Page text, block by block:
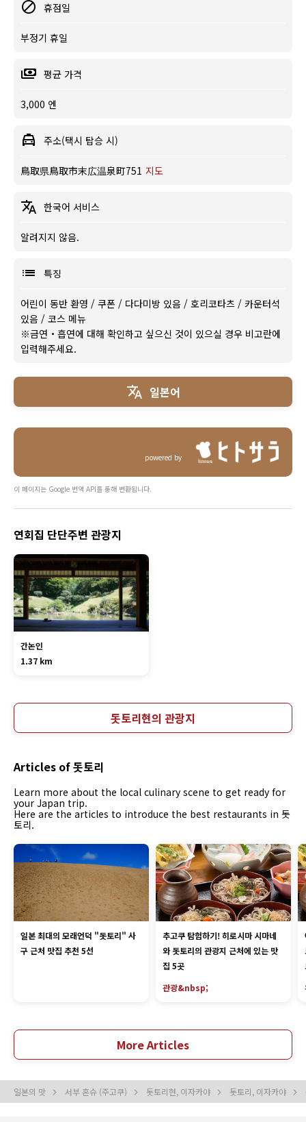
휴점일
부정기 휴일
평균 가격
3,000 엔
주소(택시 탑승 시)
鳥取県鳥取市末広温泉町751 지도
한국어 서비스
알려지지 않음.
특징
어린이 동반 환영 / 쿠폰 / 다다미방 있음 / 호리코타츠 / 카운터석
있음 / 코스 메뉴
※금연・흡연에 대해 확인하고 싶으신 것이 있으실 경우 비고란에
입력해주세요.
일본어
powered by
이 페이지는 Google 번역 API를 통해 변환됩니다.
연회집 단단주변 관광지
간논인
1.37 km
돗토리현의 관광지
Articles of 돗토리
Learn more about the local culinary scene to get ready for
your Japan trip.
Here are the articles to introduce the best restaurants in 돗
토리.
일본 최대의 모래언덕 "돗토리" 사
구 근처 맛집 추천 5선
추고쿠 탐험하기! 히로시마 시마네
와 돗토리의 관광지 근처에 있는 맛
집 5곳
관광&nbsp;
More Articles
일본의 맛 서부 혼슈 (주고쿠) 돗토리현, 이자카야 돗토리, 이자카야